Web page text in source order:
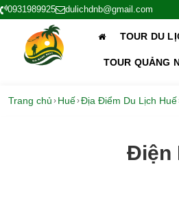
0931989925 dulichdnb@gmail.com
TOUR DU
TOUR QUẢNG
Trang chủ › Huế›Địa Điểm Du Lịch Huế
Điện